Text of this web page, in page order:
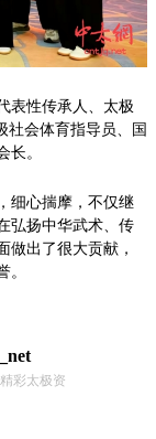
表性传承人、太极
社会体育指导员、国
长。
细心揣摩，不仅继
弘扬中华武术、传
做出了很大贡献，
。
彩太极资